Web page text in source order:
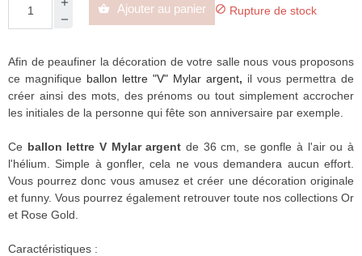
 Ajouter au panier  Rupture de stock
Afin de peaufiner la décoration de votre salle nous vous proposons
ce magnifique ballon lettre "V" Mylar argent, il vous permettra de
créer ainsi des mots, des prénoms ou tout simplement accrocher
les initiales de la personne qui fête son anniversaire par exemple.
Ce ballon lettre V Mylar argent de 36 cm, se gonfle à l'air ou à
l'hélium. Simple à gonfler, cela ne vous demandera aucun effort.
Vous pourrez donc vous amusez et créer une décoration originale
et funny. Vous pourrez également retrouver toute nos collections Or
et Rose Gold.
Caractéristiques :